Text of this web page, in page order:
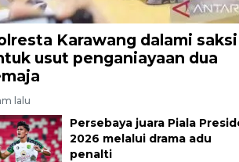
Karawang dalami saksi
usut penganiayaan dua
lalu
Persebaya juara Piala
2026 melalui drama adu
penalti